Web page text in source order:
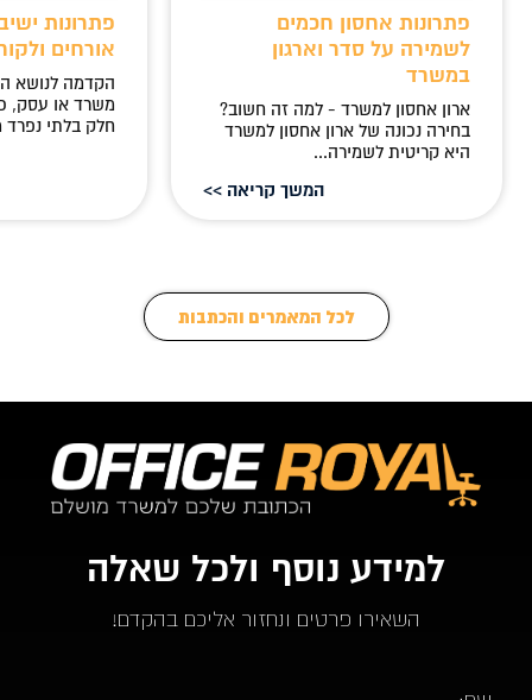
פתרונות אחסון חכמים
לשמירה על סדר וארגון
במשרד
ארון אחסון למשרד - למה זה חשוב?
בחירה נכונה של ארון אחסון למשרד
היא קריטית לשמירה...
המשך קריאה >>
פתרונות
אורחים
הקדמה לנושא
משרד או עסק,
חלק בלתי נפרד
לכל המאמרים והכתבות
למידע נוסף ולכל שאלה
השאירו פרטים ונחזור אליכם בהקדם!